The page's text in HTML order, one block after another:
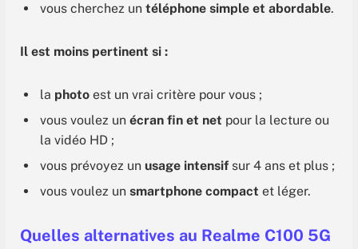
vous cherchez un téléphone simple et abordable.
Il est moins pertinent si :
la photo est un vrai critère pour vous ;
vous voulez un écran fin et net pour la lecture ou
la vidéo HD ;
vous prévoyez un usage intensif sur 4 ans et plus ;
vous voulez un smartphone compact et léger.
Quelles alternatives au Realme C100 5G